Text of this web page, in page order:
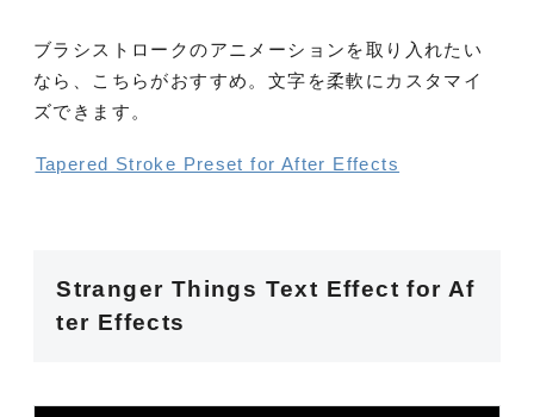
ブラシストロークのアニメーションを取り入れたい
なら、こちらがおすすめ。文字を柔軟にカスタマイ
ズできます。
Tapered Stroke Preset for After Effects
Stranger Things Text Effect for Af
ter Effects